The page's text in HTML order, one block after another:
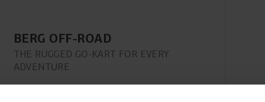
BERG OFF-ROAD
THE RUGGED GO-KART FOR EVERY
ADVENTURE
Is asfalt en beton niets voor jou? Houd jij van